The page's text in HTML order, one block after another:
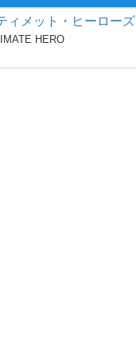
ィメット・ヒーローズ
HERO